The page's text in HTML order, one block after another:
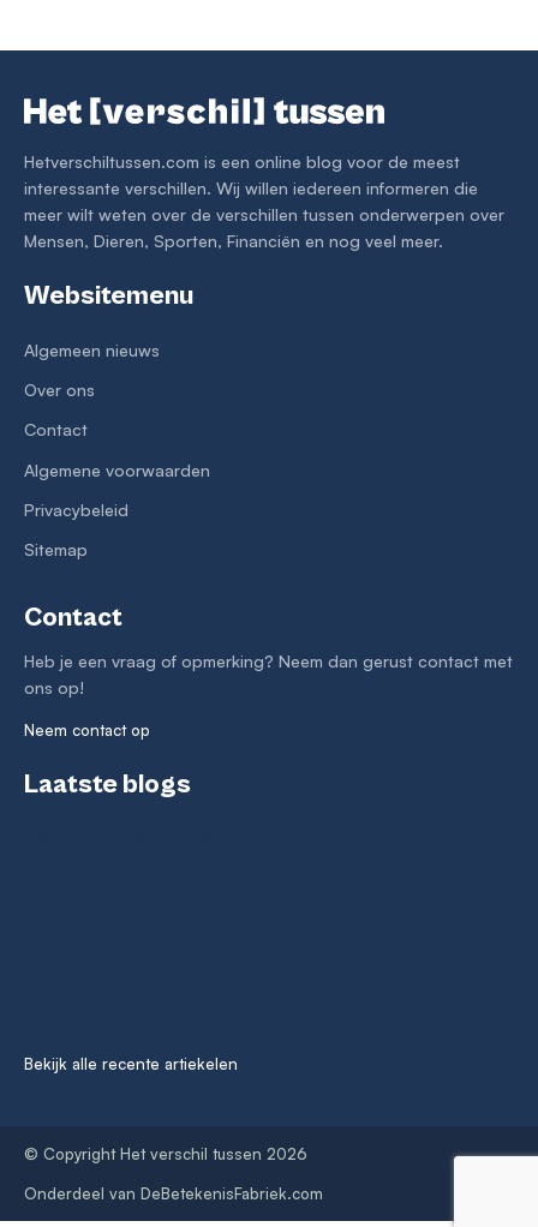
Hetverschiltussen.com is een online blog voor de meest
interessante verschillen. Wij willen iedereen informeren die
meer wilt weten over de verschillen tussen onderwerpen over
Mensen, Dieren, Sporten, Financiën en nog veel meer.
Websitemenu
Algemeen nieuws
Over ons
Contact
Algemene voorwaarden
Privacybeleid
Sitemap
Contact
Heb je een vraag of opmerking? Neem dan gerust contact met
ons op!
Neem contact op
Laatste blogs
Bekijk alle recente artiekelen
© Copyright Het verschil tussen 2026
Onderdeel van DeBetekenisFabriek.com